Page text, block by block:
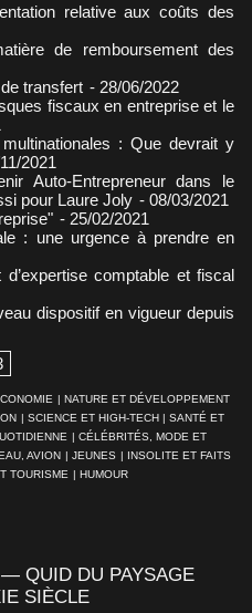
relative aux coûts des
de remboursement des
transfert - 28/06/2022
fiscaux en entreprise et le
: Que devrait y
2021
Auto-Entrepreneur dans le
pour Laure Joly - 08/03/2021
- 25/02/2021
: une urgence à prendre en
comptable et fiscal
dispositif en vigueur depuis
| NATURE ET DÉVELOPPEMENT
| SCIENCE ET HIGH-TECH | SANTÉ ET
| CÉLÉBRITÉS, MODE ET
AVION | JEUNES | INSOLITE ET FAITS
TOURISME | HUMOUR
QUID DU PAYSAGE
SIÈCLE